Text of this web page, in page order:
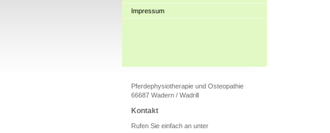
Impressum
Pferdephysiotherapie und Osteopathie
66687 Wadern / Wadrill
Kontakt
Rufen Sie einfach an unter